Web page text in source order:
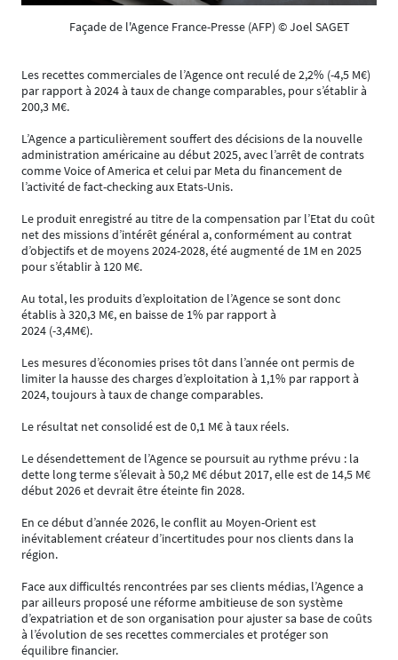
Façade de l'Agence France-Presse (AFP) © Joel SAGET
Les recettes commerciales de l’Agence ont reculé de 2,2% (-4,5 M€)
par rapport à 2024 à taux de change comparables, pour s’établir à
200,3 M€.
L’Agence a particulièrement souffert des décisions de la nouvelle
administration américaine au début 2025, avec l’arrêt de contrats
comme Voice of America et celui par Meta du financement de
l’activité de fact-checking aux Etats-Unis.
Le produit enregistré au titre de la compensation par l’Etat du coût
net des missions d’intérêt général a, conformément au contrat
d’objectifs et de moyens 2024-2028, été augmenté de 1M en 2025
pour s’établir à 120 M€.
Au total, les produits d’exploitation de l’Agence se sont donc
établis à 320,3 M€, en baisse de 1% par rapport à
2024 (-3,4M€).
Les mesures d’économies prises tôt dans l’année ont permis de
limiter la hausse des charges d’exploitation à 1,1% par rapport à
2024, toujours à taux de change comparables.
Le résultat net consolidé est de 0,1 M€ à taux réels.
Le désendettement de l’Agence se poursuit au rythme prévu : la
dette long terme s’élevait à 50,2 M€ début 2017, elle est de 14,5 M€
début 2026 et devrait être éteinte fin 2028.
En ce début d’année 2026, le conflit au Moyen-Orient est
inévitablement créateur d’incertitudes pour nos clients dans la
région.
Face aux difficultés rencontrées par ses clients médias, l’Agence a
par ailleurs proposé une réforme ambitieuse de son système
d’expatriation et de son organisation pour ajuster sa base de coûts
à l’évolution de ses recettes commerciales et protéger son
équilibre financier.